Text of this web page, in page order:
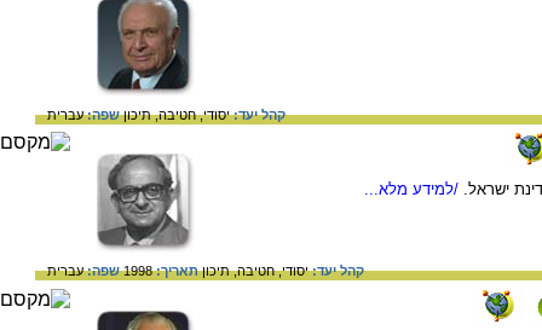
קהל יעד:יסודי,חטיבה,תיכוןשפה:עברית
ישראל. /למידע מלא...
קהל יעד:יסודי,חטיבה,תיכוןתאריך:1998 שפה:עברית